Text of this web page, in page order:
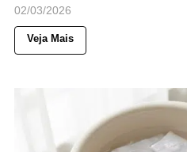
02/03/2026
Veja Mais